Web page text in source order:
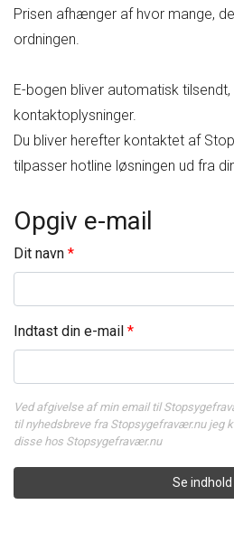
Prisen afhænger af hvor mange,
ordningen.
E-bogen bliver automatisk
kontaktoplysninger.
Du bliver herefter kontaktet af
tilpasser hotline løsningen ud fra
Opgiv e-mail
Dit navn
Indtast din e-mail
Ved afgivelse af min email til
til nyhedsbreve fra Stopsygefravær.nu jeg
disse hos Stopsygefravær.nu
Se indhold